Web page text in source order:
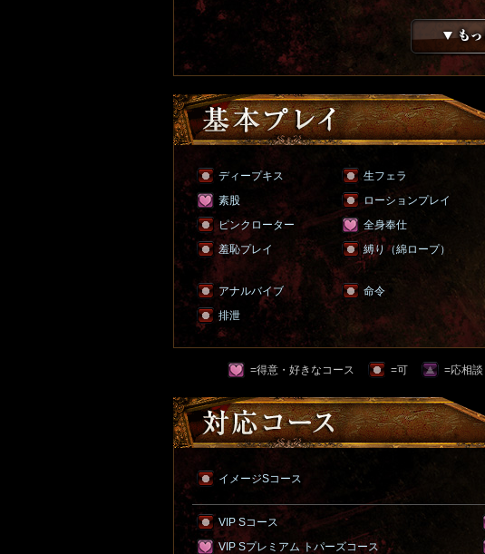
ディープキス 生フェラ
素股
ローションプレイ
ピンクローター
全身奉仕
羞恥プレイ
縛り（綿ロープ）
アナルバイブ
命令
排泄
=得意・好きなコース =可 =応相談
イメージSコース
VIP Sコース
VIP Sプレミアム トパーズコース